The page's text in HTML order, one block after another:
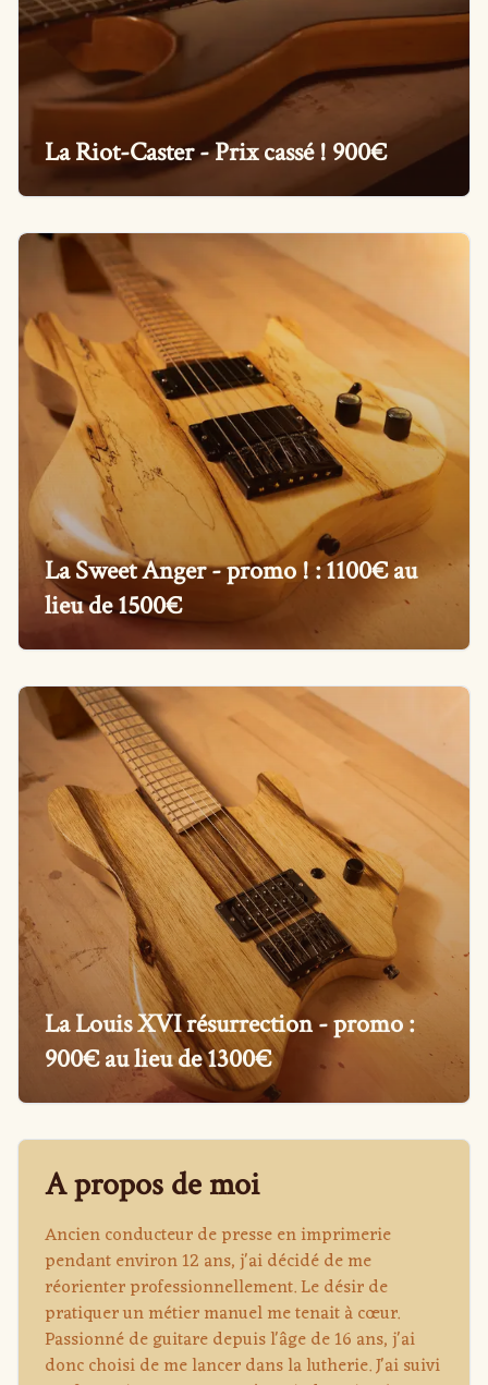
La Riot-Caster - Prix cassé ! 900€
La Sweet Anger - promo ! : 1100€ au
lieu de 1500€
La Louis XVI résurrection - promo :
900€ au lieu de 1300€
A propos de moi
Ancien conducteur de presse en imprimerie
pendant environ 12 ans, j'ai décidé de me
réorienter professionnellement. Le désir de
pratiquer un métier manuel me tenait à cœur.
Passionné de guitare depuis l'âge de 16 ans, j'ai
donc choisi de me lancer dans la lutherie. J'ai suivi